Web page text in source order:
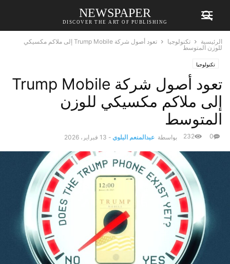
NEWSPAPER
DISCOVER THE ART OF PUBLISHING
الرئيسية تكنولوجيا
تعود أصول شركة Trump Mobile إلى ملاكم مكسيكي
للوزن المتوسط
تكنولوجيا
تعود أصول شركة Trump Mobile
إلى ملاكم مكسيكي للوزن
المتوسط
بواسطة عبدالمنعم البلوي - 13 فبراير، 2026 0
232